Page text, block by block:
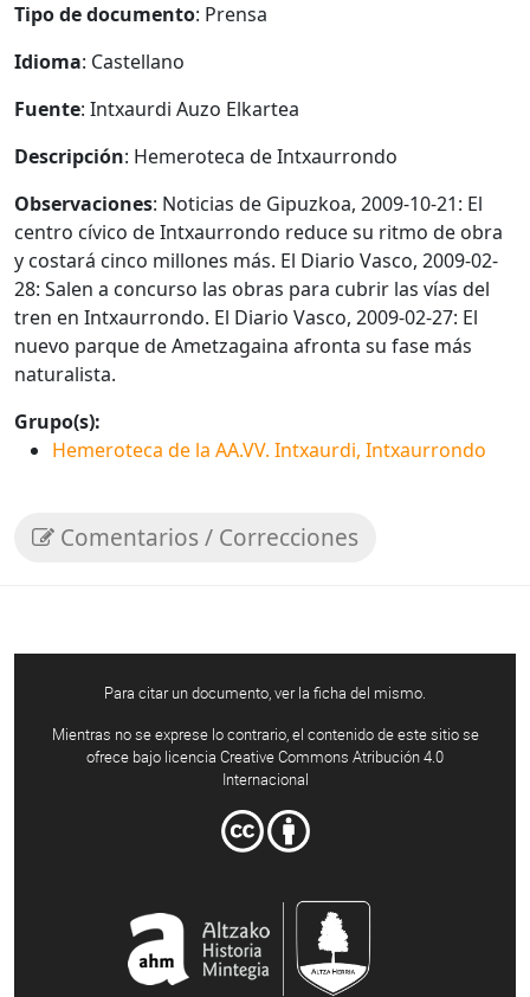
Tipo de documento: Prensa
Idioma: Castellano
Fuente: Intxaurdi Auzo Elkartea
Descripción: Hemeroteca de Intxaurrondo
Observaciones: Noticias de Gipuzkoa, 2009-10-21: El
centro cívico de Intxaurrondo reduce su ritmo de obra
y costará cinco millones más. El Diario Vasco, 2009-02-
28: Salen a concurso las obras para cubrir las vías del
tren en Intxaurrondo. El Diario Vasco, 2009-02-27: El
nuevo parque de Ametzagaina afronta su fase más
naturalista.
Grupo(s):
Hemeroteca de la AA.VV. Intxaurdi, Intxaurrondo
Comentarios / Correcciones
Para citar un documento, ver la ficha del mismo.
Mientras no se exprese lo contrario, el contenido de este sitio se
ofrece bajo licencia Creative Commons Atribución 4.0
Internacional